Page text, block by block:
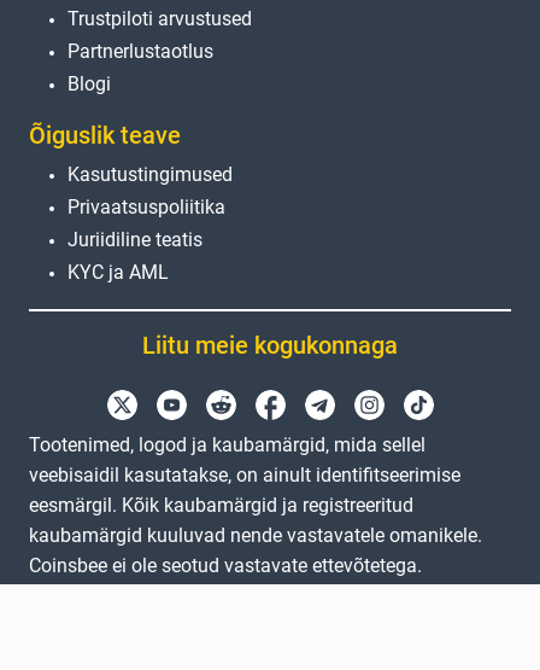
Trustpiloti arvustused
Partnerlustaotlus
Blogi
Õiguslik teave
Kasutustingimused
Privaatsuspoliitika
Juriidiline teatis
KYC ja AML
Liitu meie kogukonnaga
Tootenimed, logod ja kaubamärgid, mida sellel
veebisaidil kasutatakse, on ainult identifitseerimise
eesmärgil. Kõik kaubamärgid ja registreeritud
kaubamärgid kuuluvad nende vastavatele omanikele.
Coinsbee ei ole seotud vastavate ettevõtetega.